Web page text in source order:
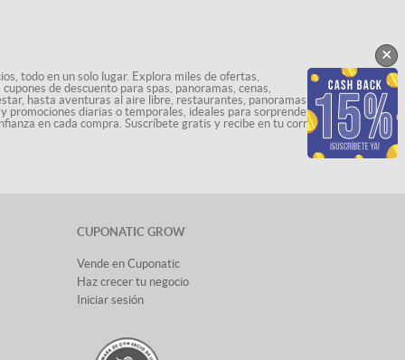
todo en un solo lugar. Explora miles de ofertas,
de descuento para spas, panoramas, cenas,
hasta aventuras al aire libre, restaurantes, panoramas
diarias o temporales, ideales para sorprenderte
en cada compra. Suscríbete gratis y recibe en tu correo
CUPONATIC GROW
Vende en Cuponatic
Haz crecer tu negocio
Iniciar sesión
×